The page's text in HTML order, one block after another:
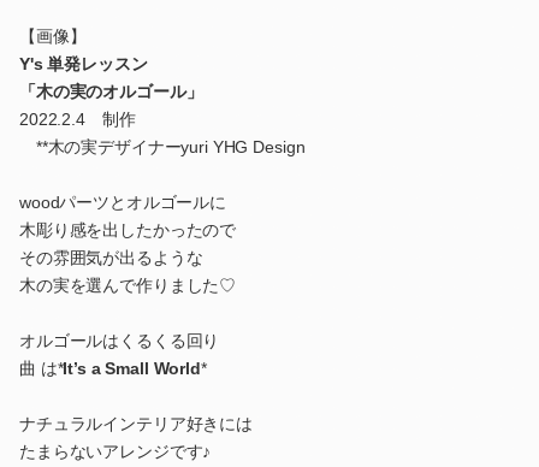
【画像】
Y's 単発レッスン
「木の実のオルゴール」
2022.2.4 制作
**木の実デザイナーyuri YHG Design
woodパーツとオルゴールに
木彫り感を出したかったので
その雰囲気が出るような
木の実を選んで作りました♡
オルゴールはくるくる回り
曲 は*It’s a Small World*
ナチュラルインテリア好きには
たまらないアレンジです♪